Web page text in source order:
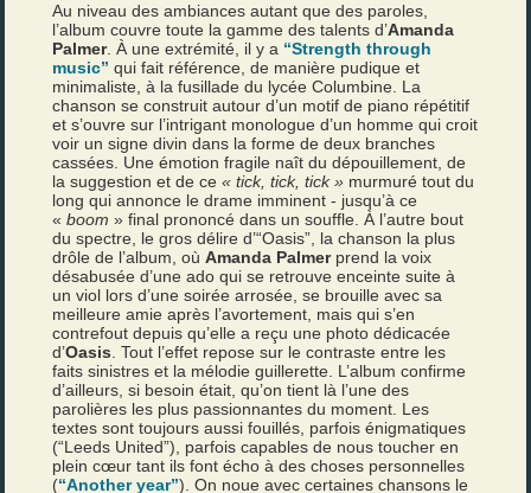
Au niveau des ambiances autant que des paroles,
l’album couvre toute la gamme des talents d’Amanda
Palmer. À une extrémité, il y a “Strength through
music” qui fait référence, de manière pudique et
minimaliste, à la fusillade du lycée Columbine. La
chanson se construit autour d’un motif de piano répétitif
et s’ouvre sur l’intrigant monologue d’un homme qui croit
voir un signe divin dans la forme de deux branches
cassées. Une émotion fragile naît du dépouillement, de
la suggestion et de ce« tick, tick, tick » murmuré tout du
long qui annonce le drame imminent - jusqu’à ce
«boom » final prononcé dans un souffle. À l’autre bout
du spectre, le gros délire d’“Oasis”, la chanson la plus
drôle de l’album, oùAmanda Palmerprend la voix
désabusée d’une ado qui se retrouve enceinte suite à
un viol lors d’une soirée arrosée, se brouille avec sa
meilleure amie après l’avortement, mais qui s’en
contrefout depuis qu’elle a reçu une photo dédicacée
d’Oasis . Tout l’effet repose sur le contraste entre les
faits sinistres et la mélodie guillerette. L’album confirme
d’ailleurs, si besoin était, qu’on tient là l’une des
parolières les plus passionnantes du moment. Les
textes sont toujours aussi fouillés, parfois énigmatiques
(“Leeds United”), parfois capables de nous toucher en
plein cœur tant ils font écho à des choses personnelles
(“Another year”). On noue avec certaines chansons le